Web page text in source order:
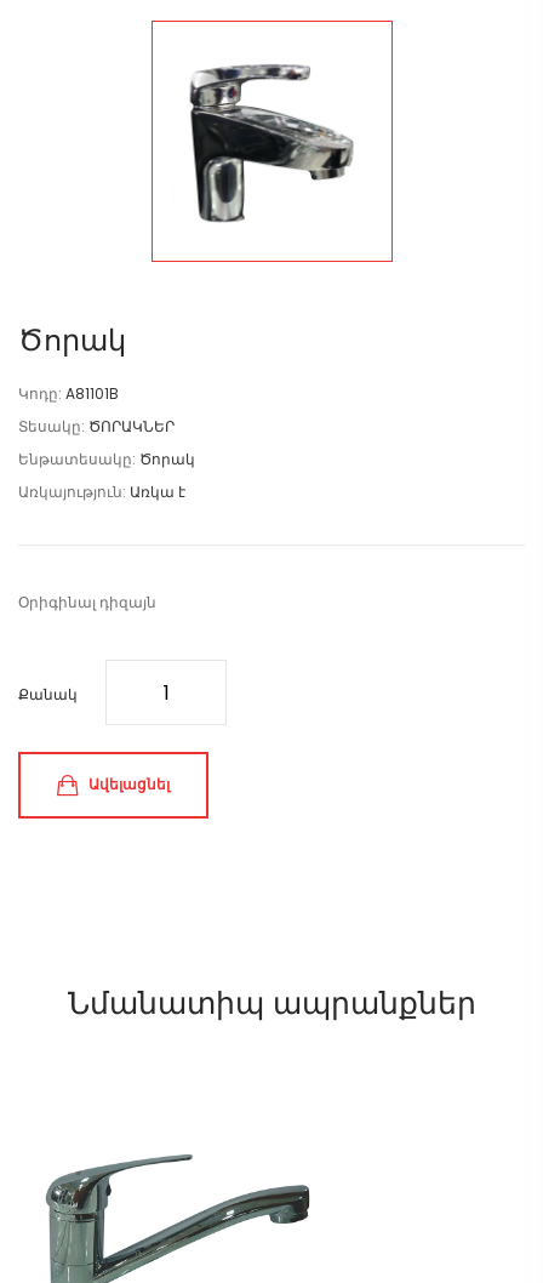
Ծորակ
Կոդը: A81101B
Տեսակը: ԾՈՐԱԿՆԵՐ
Ենթատեսակը: Ծորակ
Առկայություն: Առկա է
Օրիգինալ դիզայն
Քանակ
Ավելացնել
Նմանատիպ ապրանքներ